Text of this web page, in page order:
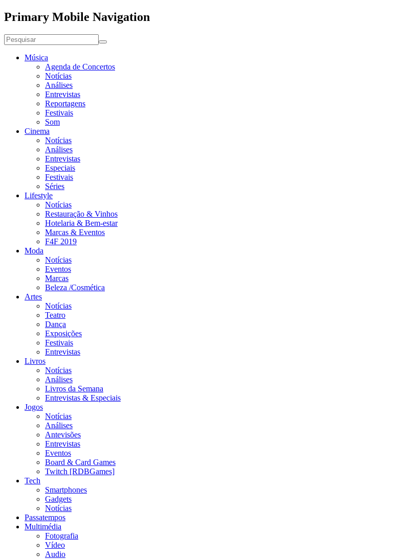
Primary Mobile Navigation
Música
Agenda de Concertos
Notícias
Análises
Entrevistas
Reportagens
Festivais
Som
Cinema
Notícias
Análises
Entrevistas
Especiais
Festivais
Séries
Lifestyle
Notícias
Restauração & Vinhos
Hotelaria & Bem-estar
Marcas & Eventos
F4F 2019
Moda
Notícias
Eventos
Marcas
Beleza /Cosmética
Artes
Notícias
Teatro
Dança
Exposições
Festivais
Entrevistas
Livros
Notícias
Análises
Livros da Semana
Entrevistas & Especiais
Jogos
Notícias
Análises
Antevisões
Entrevistas
Eventos
Board & Card Games
Twitch [RDBGames]
Tech
Smartphones
Gadgets
Notícias
Passatempos
Multimédia
Fotografia
Vídeo
Audio